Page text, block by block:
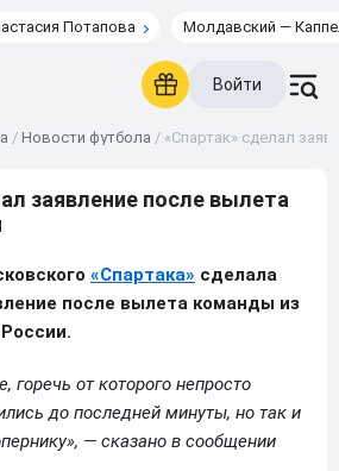
Потапова Молдавский —
Войти
/ Новости футбола / «Спартак» сделал
заявление после вылета
«Спартака» сделала
после вылета команды из
горечь от которого непросто
до последней минуты, но так и
— сказано в сообщении